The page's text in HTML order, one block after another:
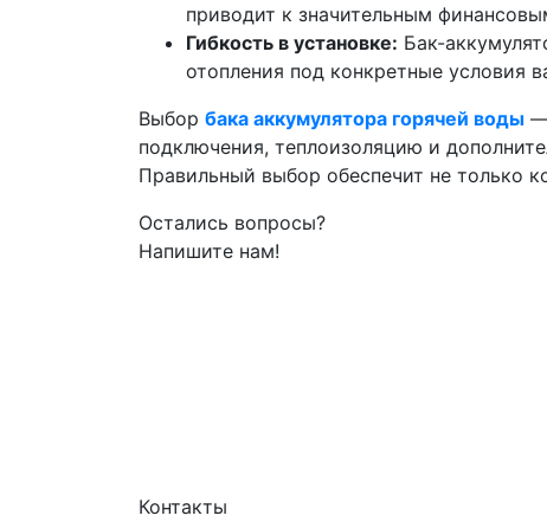
приводит к значительным
Гибкость в установке: Бак-
отопления под конкретные условия
Выбор бака аккумулятора горячей воды —
подключения, теплоизоляцию и
Правильный выбор обеспечит не только
Остались вопросы?
Напишите нам!
Контакты